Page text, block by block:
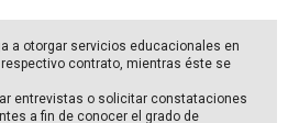
a otorgar servicios educacionales en
contrato, mientras éste se
entrevistas o solicitar constataciones
a fin de conocer el grado de